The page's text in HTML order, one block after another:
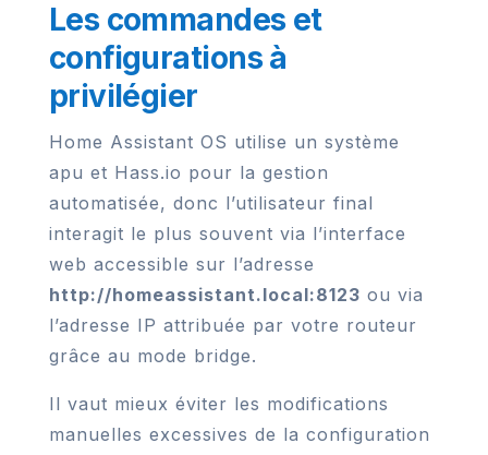
Les commandes et
configurations à
privilégier
Home Assistant OS utilise un système
apu et Hass.io pour la gestion
automatisée, donc l’utilisateur final
interagit le plus souvent via l’interface
web accessible sur l’adresse
http://homeassistant.local:8123 ou via
l’adresse IP attribuée par votre routeur
grâce au mode bridge.
Il vaut mieux éviter les modifications
manuelles excessives de la configuration